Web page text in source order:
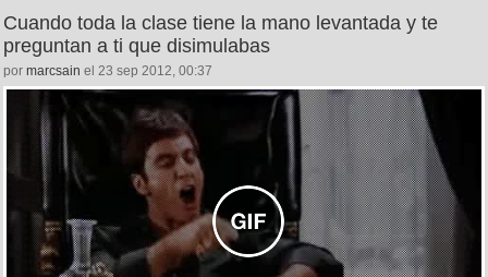
Cuando toda la clase tiene la mano levantada y te
preguntan a ti que disimulabas
por marcsain el 23 sep 2012, 00:37